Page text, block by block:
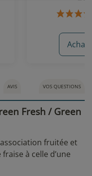
Achat
AVIS VOS QUESTIONS
Fresh / Green
fruitée et
à celle d’une